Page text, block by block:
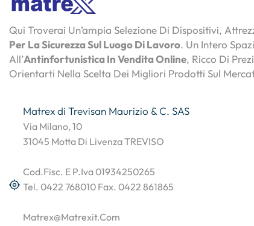
Qui Troverai Un’ampia Selezione Di Dispositivi,
Per La Sicurezza Sul Luogo Di Lavoro. Un Intero
All’Antinfortunistica In Vendita Online, Ricco Di
Orientarti Nella Scelta Dei Migliori Prodotti Sul
Matrex di Trevisan Maurizio & C. SAS
Via Milano, 10
31045 Motta Di Livenza TREVISO
Cod.Fisc. E P.Iva 01934250265
Tel. 0422 768010 Fax. 0422 861865
Matrex@matrexit.com